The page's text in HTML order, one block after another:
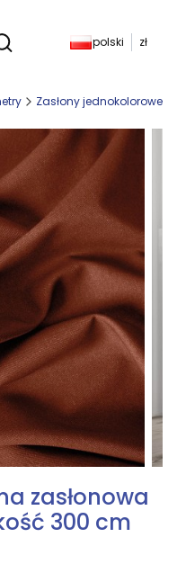
Otwórz wyszukiwarkę
Produkty w
polski zł
Zasłony jednokolorowe
zasłonowa
300 cm